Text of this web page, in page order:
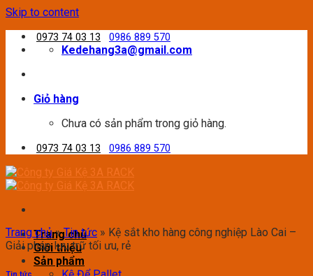
Skip to content
0973 74 03 13 0986 889 570
Kedehang3a@gmail.com
Giỏ hàng
Chưa có sản phẩm trong giỏ hàng.
0973 74 03 13 0986 889 570
Trang chủ
Giới thiệu
Sản phẩm
Trang chủ»Tin tức » Kệ sắt kho hàng công nghiệp Lào Cai –
Giải pháp lưu trữ tối ưu, rẻ